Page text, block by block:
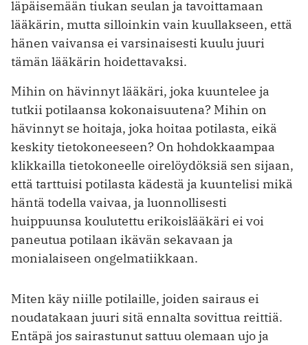
läpäisemään tiukan seulan ja tavoittamaan
lääkärin, mutta silloinkin vain kuullakseen, että
hänen vaivansa ei varsinaisesti kuulu juuri
tämän lääkärin hoidettavaksi.
Mihin on hävinnyt lääkäri, joka kuuntelee ja
tutkii potilaansa kokonaisuutena? Mihin on
hävinnyt se hoitaja, joka hoitaa potilasta, eikä
keskity tietokoneeseen? On hohdokkaampaa
klikkailla tietokoneelle oirelöydöksiä sen sijaan,
että tarttuisi potilasta kädestä ja kuuntelisi mikä
häntä todella vaivaa, ja luonnollisesti
huippuunsa koulutettu erikoislääkäri ei voi
paneutua potilaan ikävän sekavaan ja
monialaiseen ongelmatiikkaan.
Miten käy niille potilaille, joiden sairaus ei
noudatakaan juuri sitä ennalta sovittua reittiä.
Entäpä jos sairastunut sattuu olemaan ujo ja